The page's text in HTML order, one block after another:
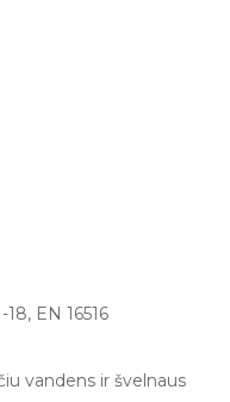
EN 16516
vandens ir švelnaus